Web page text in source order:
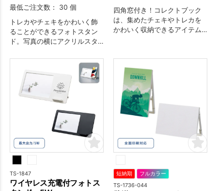
最低ご注文数： 30 個
トレカやチェキをかわいく飾
ることができるフォトスタン
ド。写真の横にアクリルスタ
並べて写真を撮ることができ
ます。
四角窓付き！コレクトブック
は、集めたチェキやトレカを
かわいく収納できるアイテム
TS-1847
ワイヤレス充電付フォトス
短納期 フルカラー
TS-1736-044